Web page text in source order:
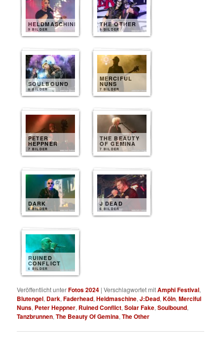
HELDMASCHINE
9 BILDER
THE OTHER
8 BILDER
SOULBOUND
8 BILDER
MERCIFUL
NUNS
7 BILDER
PETER
HEPPNER
7 BILDER
THE BEAUTY
OF GEMINA
7 BILDER
DARK
6 BILDER
J DEAD
6 BILDER
RUINED
CONFLICT
6 BILDER
Veröffentlicht unterFotos 2024 |Verschlagwortet mitAmphi Festival,
Blutengel, Dark,Faderhead,Heldmaschine,J:Dead,Köln,Merciful
Nuns, Peter Heppner, Ruined Conflict,Solar Fake,Soulbound,
Tanzbrunnen,The Beauty Of Gemina,The Other